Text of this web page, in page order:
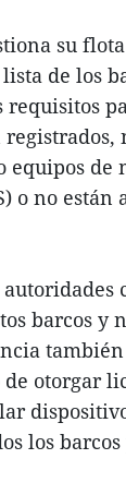
su
de los
requisitos
equipos de
o no están
autoridades
barcos y
de otorgar
los barcos